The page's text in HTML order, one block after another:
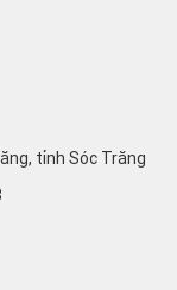
tỉnh Sóc Trăng